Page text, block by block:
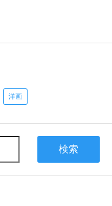
洋画
検索